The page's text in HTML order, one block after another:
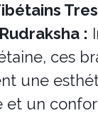
:
ces
une
et un